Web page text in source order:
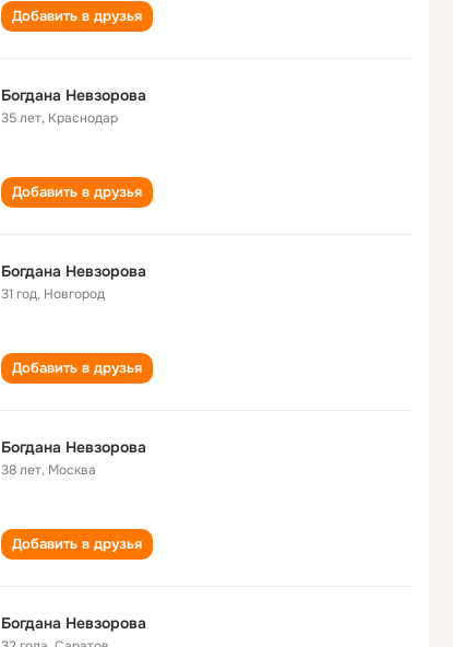
Добавить в друзья
Богдана Невзорова
35 лет, Краснодар
Добавить в друзья
Богдана Невзорова
31 год, Новгород
Добавить в друзья
Богдана Невзорова
38 лет, Москва
Добавить в друзья
Богдана Невзорова